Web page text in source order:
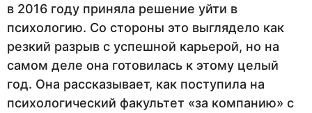
в 2016 году приняла решение уйти в
психологию. Со стороны это выглядело как
резкий разрыв с успешной карьерой, но на
самом деле она готовилась к этому целый
год. Она рассказывает, как поступила на
психологический факультет «за компанию» с